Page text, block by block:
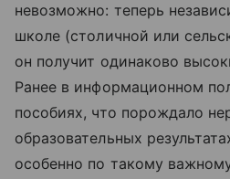
невозможно: теперь
школе (столичной или
он получит одинаково
Ранее в информационном
пособиях, что порождало
образовательных
особенно по такому